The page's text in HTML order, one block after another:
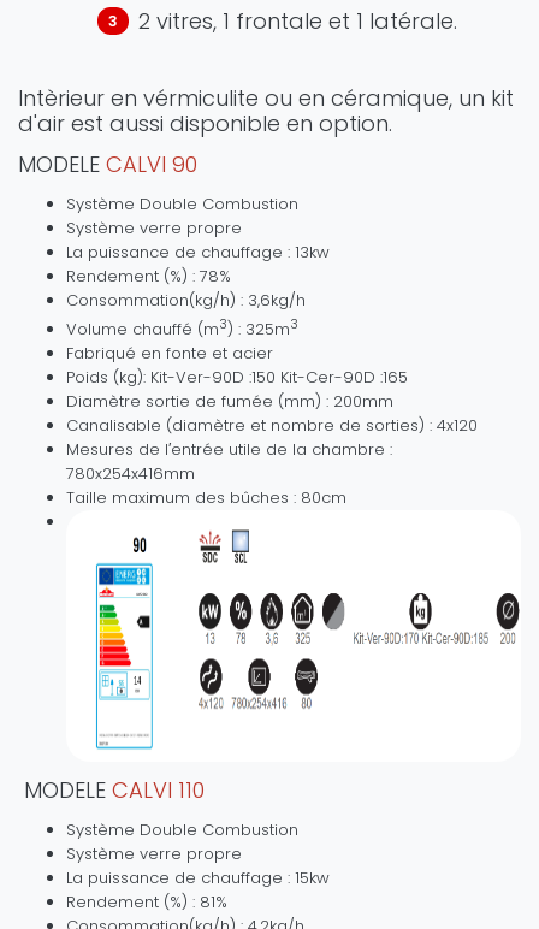
2 vitres, 1 frontale et 1 latérale.
Intèrieur en vérmiculite ou en céramique, un kit
d'air est aussi disponible en option.
MODELE CALVI 90
Système Double Combustion
Système verre propre
La puissance de chauffage : 13kw
Rendement (%) : 78%
Consommation(kg/h) : 3,6kg/h
Volume chauffé (m3) : 325m3
Fabriqué en fonte et acier
Poids (kg): Kit-Ver-90D :150 Kit-Cer-90D :165
Diamètre sortie de fumée (mm) : 200mm
Canalisable (diamètre et nombre de sorties) : 4x120
Mesures de l′entrée utile de la chambre :
780x254x416mm
Taille maximum des bûches : 80cm
MODELE CALVI 110
Système Double Combustion
Système verre propre
La puissance de chauffage : 15kw
Rendement (%) : 81%